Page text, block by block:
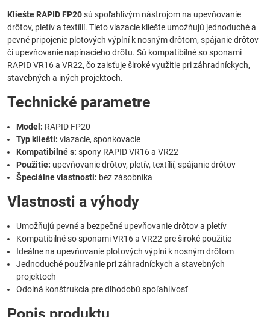
Kliešte RAPID FP20sú spoľahlivým nástrojom na upevňovanie
drôtov, pletív a textílií. Tieto viazacie kliešte umožňujú jednoduché a
pevné pripojenie plotových výplní k nosným drôtom, spájanie drôtov
či upevňovanie napínacieho drôtu. Sú kompatibilné so sponami
RAPID VR16 a VR22, čo zaisťuje široké využitie pri záhradníckych,
stavebných a iných projektoch.
Technické parametre
Model: RAPID FP20
Typ klieští: viazacie, sponkovacie
Kompatibilné s: spony RAPID VR16 a VR22
Použitie: upevňovanie drôtov, pletív, textílií, spájanie drôtov
Špeciálne vlastnosti: bez zásobníka
Vlastnosti a výhody
Umožňujú pevné a bezpečné upevňovanie drôtov a pletív
Kompatibilné so sponami VR16 a VR22 pre široké použitie
Ideálne na upevňovanie plotových výplní k nosným drôtom
Jednoduché používanie pri záhradníckych a stavebných
projektoch
Odolná konštrukcia pre dlhodobú spoľahlivosť